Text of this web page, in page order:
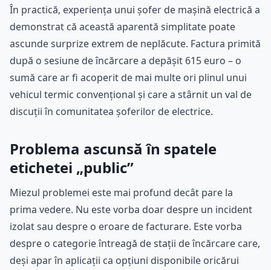
În practică, experiența unui șofer de mașină electrică a
demonstrat că această aparentă simplitate poate
ascunde surprize extrem de neplăcute. Factura primită
după o sesiune de încărcare a depășit 615 euro – o
sumă care ar fi acoperit de mai multe ori plinul unui
vehicul termic convențional și care a stârnit un val de
discuții în comunitatea șoferilor de electrice.
Problema ascunsă în spatele
etichetei „public”
Miezul problemei este mai profund decât pare la
prima vedere. Nu este vorba doar despre un incident
izolat sau despre o eroare de facturare. Este vorba
despre o categorie întreagă de stații de încărcare care,
deși apar în aplicații ca opțiuni disponibile oricărui